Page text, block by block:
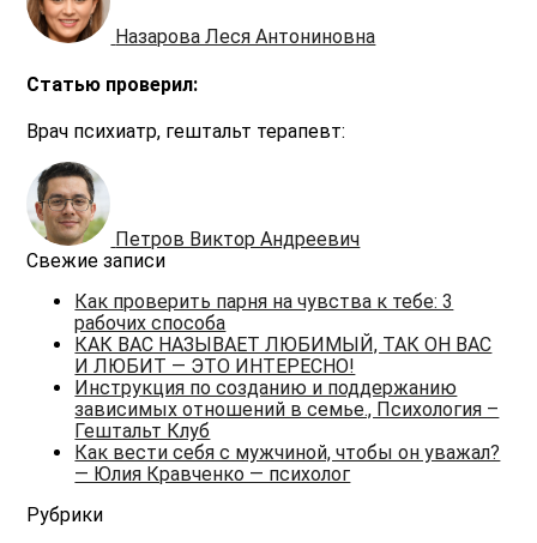
Назарова Леся Антониновна
Статью проверил:
Врач психиатр, гештальт терапевт:
Петров Виктор Андреевич
Свежие записи
Как проверить парня на чувства к тебе: 3
рабочих способа
КАК ВАС НАЗЫВАЕТ ЛЮБИМЫЙ, ТАК ОН ВАС
И ЛЮБИТ — ЭТО ИНТЕРЕСНО!
Инструкция по созданию и поддержанию
зависимых отношений в семье., Психология –
Гештальт Клуб
Как вести себя с мужчиной, чтобы он уважал?
— Юлия Кравченко — психолог
Рубрики